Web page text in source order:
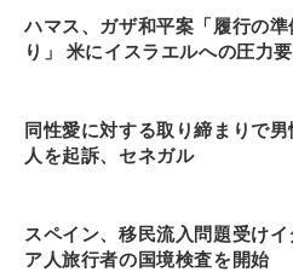
ハマス、ガザ和平案「履行の準
り」 米にイスラエルへの圧力
同性愛に対する取り締まりで男
人を起訴、セネガル
スペイン、移民流入問題受けイ
ア人旅行者の国境検査を開始